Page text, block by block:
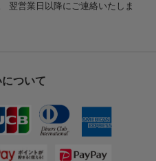
翌営業日以降にご連絡いたしま
ついて